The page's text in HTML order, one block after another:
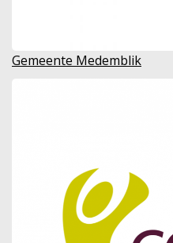
Gemeente Medemblik